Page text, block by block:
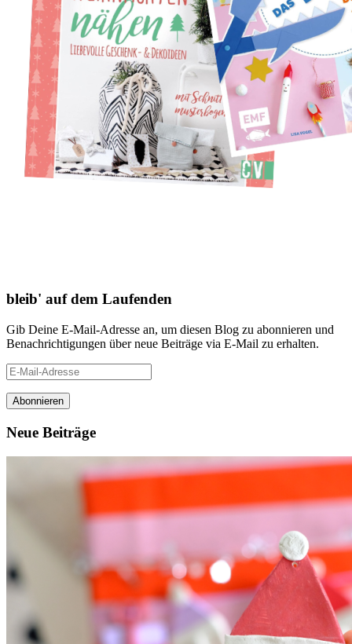
bleib' auf dem Laufenden
Gib Deine E-Mail-Adresse an, um diesen Blog zu abonnieren und
Benachrichtigungen über neue Beiträge via E-Mail zu erhalten.
E-
Mail-
Adresse
Neue Beiträge